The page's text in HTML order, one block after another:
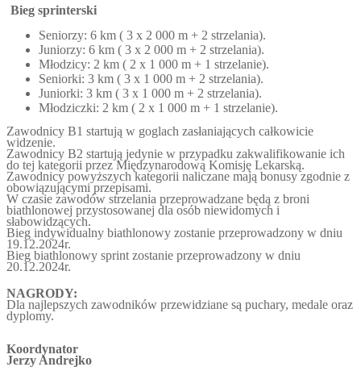
Bieg sprinterski
Seniorzy: 6 km ( 3 x 2 000 m + 2 strzelania).
Juniorzy: 6 km ( 3 x 2 000 m + 2 strzelania).
Młodzicy: 2 km ( 2 x 1 000 m + 1 strzelanie).
Seniorki: 3 km ( 3 x 1 000 m + 2 strzelania).
Juniorki: 3 km ( 3 x 1 000 m + 2 strzelania).
Młodziczki: 2 km ( 2 x 1 000 m + 1 strzelanie).
Zawodnicy B1 startują w goglach zasłaniających całkowicie
widzenie.
Zawodnicy B2 startują jedynie w przypadku zakwalifikowanie ich
do tej kategorii przez Międzynarodową Komisję Lekarską.
Zawodnicy powyższych kategorii naliczane mają bonusy zgodnie z
obowiązującymi przepisami.
W czasie zawodów strzelania przeprowadzane będą z broni
biathlonowej przystosowanej dla osób niewidomych i
słabowidzących.
Bieg indywidualny biathlonowy zostanie przeprowadzony w dniu
19.12.2024r.
Bieg biathlonowy sprint zostanie przeprowadzony w dniu
20.12.2024r.
NAGRODY:
Dla najlepszych zawodników przewidziane są puchary, medale oraz
dyplomy.
Koordynator
Jerzy Andrejko